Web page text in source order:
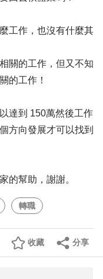
工作，也沒有什麼其
關的工作，但又不知
的工作！
達到 150萬然後工作
方向發展才可以找到
的幫助，謝謝。
轉職
分享
收藏